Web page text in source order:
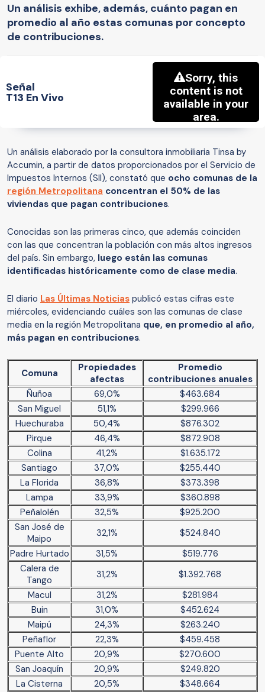
Un análisis exhibe, además, cuánto pagan en
promedio al año estas comunas por concepto
de contribuciones.
Señal
T13 En Vivo
Un análisis elaborado por la consultora inmobiliaria Tinsa by
Accumin, a partir de datos proporcionados por el Servicio de
Impuestos Internos (SII), constató que ocho comunas de la
región Metropolitana concentran el 50% de las
viviendas que pagan contribuciones.
Conocidas son las primeras cinco, que además coinciden
con las que concentran la población con más altos ingresos
del país. Sin embargo, luego están las comunas
identificadas históricamente como de clase media.
El diario Las Últimas Noticias publicó estas cifras este
miércoles, evidenciando cuáles son las comunas de clase
media en la región Metropolitana que, en promedio al año,
más pagan en contribuciones.
Comuna
Propiedades
afectas
Promedio
contribuciones anuales
Ñuñoa
69,0%
$463.684
San Miguel
51,1%
$299.966
Huechuraba
50,4%
$876.302
Pirque
46,4%
$872.908
Colina
41,2%
$1.635.172
Santiago
37,0%
$255.440
La Florida
36,8%
$373.398
Lampa
33,9%
$360.898
Peñalolén
32,5%
$925.200
San José de
Maipo
32,1%
$524.840
Padre Hurtado
31,5%
$519.776
Calera de
Tango
31,2%
$1.392.768
Macul
31,2%
$281.984
Buin
31,0%
$452.624
Maipú
24,3%
$263.240
Peñaflor
22,3%
$459.458
Puente Alto
20,9%
$270.600
San Joaquín
20,9%
$249.820
La Cisterna
20,5%
$348.664